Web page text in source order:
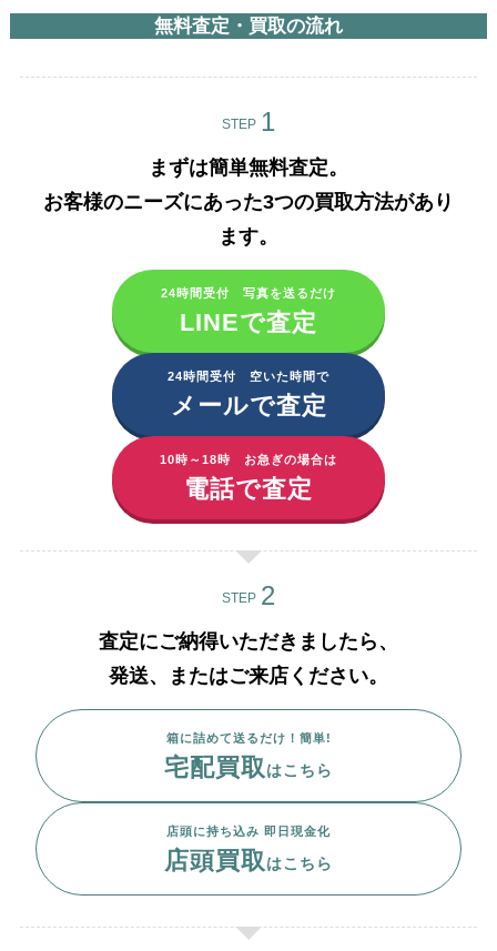
無料査定・買取の流れ
STEP
まずは簡単無料査定。
お客様のニーズにあった3つの買取方法があり
ます。​
24時間受付 写真を送るだけ
LINEで査定
24時間受付 空いた時間で
メールで査定
10時～18時 お急ぎの場合は
電話で査定
STEP
査定にご納得いただきましたら、
発送、またはご来店ください。
箱に詰めて送るだけ！簡単!
宅配買取 はこちら
店頭に持ち込み 即日現金化
店頭買取 はこちら